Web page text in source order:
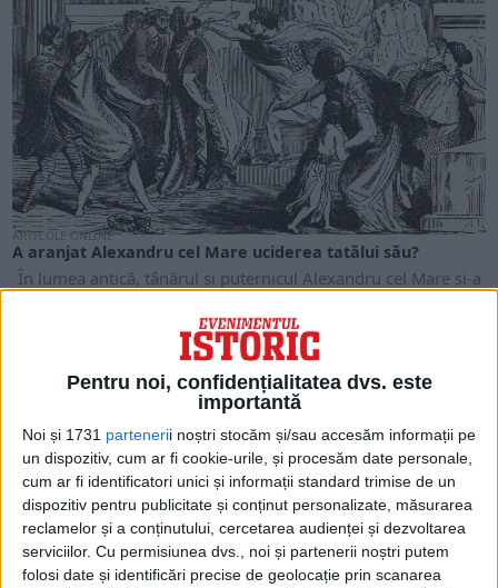
Pentru noi, confidențialitatea dvs. este
importantă
Noi și 1731 partenerii noștri stocăm și/sau accesăm informații pe
un dispozitiv, cum ar fi cookie-urile, și procesăm date personale,
cum ar fi identificatori unici și informații standard trimise de un
dispozitiv pentru publicitate și conținut personalizate, măsurarea
reclamelor și a conținutului, cercetarea audienței și dezvoltarea
serviciilor. Cu permisiunea dvs., noi și partenerii noștri putem
folosi date și identificări precise de geolocație prin scanarea
ARTICOLE ONLINE
A aranjat Alexandru cel Mare uciderea tatălui său?
În lumea antică, tânărul și puternicul Alexandru cel Mare și-a